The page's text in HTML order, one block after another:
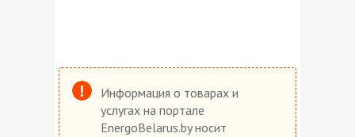
Информация о товарах и
услугах на портале
EnergoBelarus.by носит